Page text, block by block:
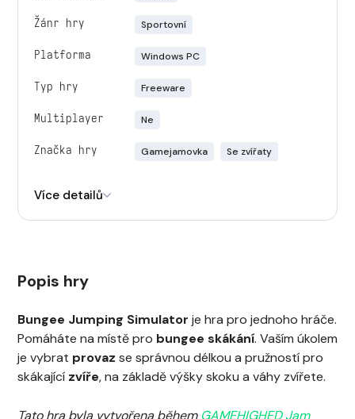
Žánr hry Sportovní
Platforma Windows PC
Typ hry Freeware
Multiplayer Ne
Značka hry Gamejamovka Se zvířaty
Více detailů
Popis hry
Bungee Jumping Simulator je hra pro jednoho hráče.
Pomáháte na místě pro bungee skákání. Vaším úkolem
je vybrat provaz se správnou délkou a pružností pro
skákající zvíře, na základě výšky skoku a váhy zvířete.
Tato hra byla vytvořena během GAMEHIGHED Jam